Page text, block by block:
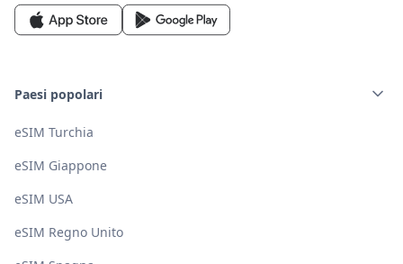
Paesi popolari
eSIM Turchia
eSIM Giappone
eSIM USA
eSIM Regno Unito